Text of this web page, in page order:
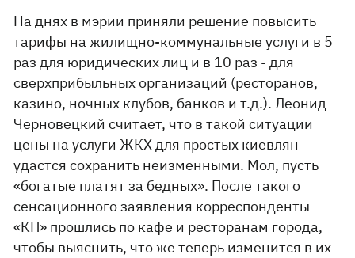
На днях в мэрии приняли решение повысить
тарифы на жилищно-коммунальные услуги в 5
раз для юридических лиц и в 10 раз - для
сверхприбыльных организаций (ресторанов,
казино, ночных клубов, банков и т.д.). Леонид
Черновецкий считает, что в такой ситуации
цены на услуги ЖКХ для простых киевлян
удастся сохранить неизменными. Мол, пусть
«богатые платят за бедных». После такого
сенсационного заявления корреспонденты
«КП» прошлись по кафе и ресторанам города,
чтобы выяснить, что же теперь изменится в их